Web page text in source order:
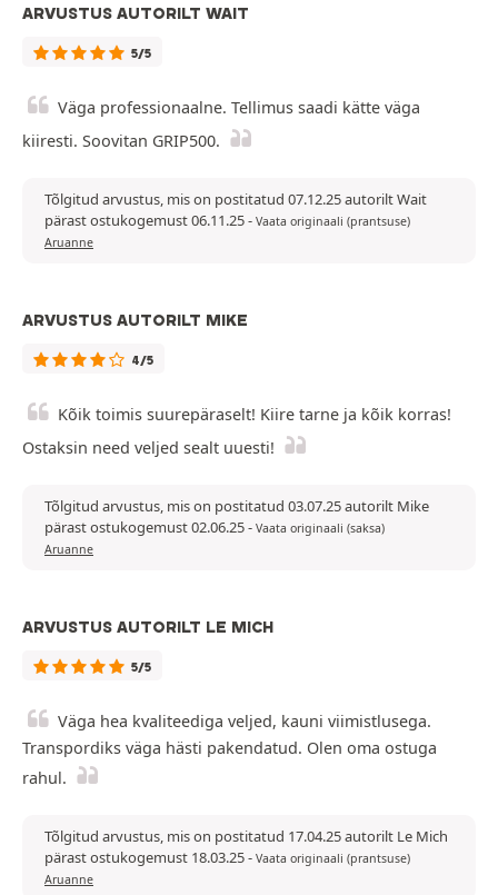
ARVUSTUS AUTORILT WAIT
5/5
Väga professionaalne. Tellimus saadi kätte väga
kiiresti. Soovitan GRIP500.
Tõlgitud arvustus, mis on postitatud 07.12.25 autorilt Wait
pärast ostukogemust 06.11.25- Vaata originaali (prantsuse)
Aruanne
ARVUSTUS AUTORILT MIKE
4/5
Kõik toimis suurepäraselt! Kiire tarne ja kõik korras!
Ostaksin need veljed sealt uuesti!
Tõlgitud arvustus, mis on postitatud 03.07.25 autorilt Mike
pärast ostukogemust 02.06.25- Vaata originaali (saksa)
Aruanne
ARVUSTUS AUTORILT LE MICH
5/5
Väga hea kvaliteediga veljed, kauni viimistlusega.
Transpordiks väga hästi pakendatud. Olen oma ostuga
rahul.
Tõlgitud arvustus, mis on postitatud 17.04.25 autorilt Le Mich
pärast ostukogemust 18.03.25- Vaata originaali (prantsuse)
Aruanne